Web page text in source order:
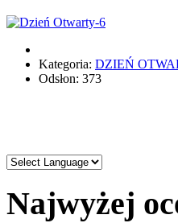
Kategoria: DZIEŃ
Odsłon: 373
Najwyżej